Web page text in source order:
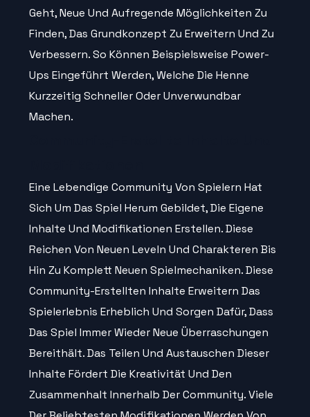
Geht, Neue Und Aufregende Möglichkeiten Zu
Finden, Das Grundkonzept Zu Erweitern Und Zu
Verbessern. So Können Beispielsweise Power-
Ups Eingeführt Werden, Welche Die Henne
Kurzzeitig Schneller Oder Unverwundbar
Machen.
Eine Lebendige Community Von Spielern Hat
Sich Um Das Spiel Herum Gebildet, Die Eigene
Inhalte Und Modifikationen Erstellen. Diese
Reichen Von Neuen Leveln Und Charakteren Bis
Hin Zu Komplett Neuen Spielmechaniken. Diese
Community-Erstellten Inhalte Erweitern Das
Spielerlebnis Erheblich Und Sorgen Dafür, Dass
Das Spiel Immer Wieder Neue Überraschungen
Bereithält. Das Teilen Und Austauschen Dieser
Inhalte Fördert Die Kreativität Und Den
Zusammenhalt Innerhalb Der Community. Viele